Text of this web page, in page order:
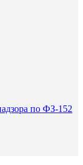
по ФЗ-152